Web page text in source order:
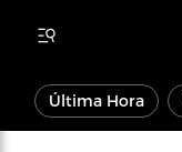
Última Hora